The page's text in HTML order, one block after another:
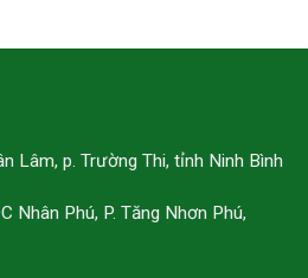
Lâm, p. Trường Thi, tỉnh Ninh Bình
Nhân Phú, P. Tăng Nhơn Phú,